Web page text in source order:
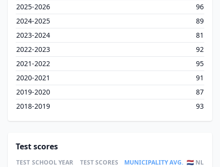
2025-2026
96
2024-2025
89
2023-2024
81
2022-2023
92
2021-2022
95
2020-2021
91
2019-2020
87
2018-2019
93
Test scores
TEST SCHOOL YEAR TEST SCORES MUNICIPALITY AVG. 🇳🇱 NL